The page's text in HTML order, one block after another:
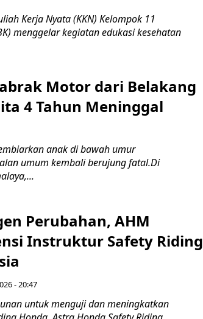
Kerja Nyata (KKN) Kelompok 11
menggelar kegiatan edukasi kesehatan
Motor dari Belakang
4 Tahun Meninggal
anak di bawah umur
umum kembali berujung fatal.Di
Perubahan, AHM
Instruktur Safety Riding
- 20:47
untuk menguji dan meningkatkan